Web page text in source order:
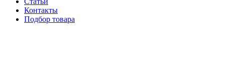
Контакты
Подбор товара